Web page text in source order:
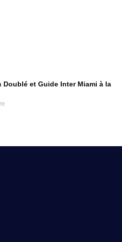
et Guide Inter Miami à la